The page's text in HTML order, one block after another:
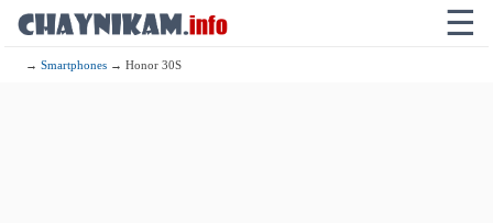
☰
→Smartphones → Honor 30S